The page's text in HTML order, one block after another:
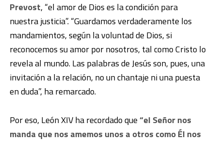
Prevost, “el amor de Dios es la condición para
nuestra justicia”. “Guardamos verdaderamente los
mandamientos, según la voluntad de Dios, si
reconocemos su amor por nosotros, tal como Cristo lo
revela al mundo. Las palabras de Jesús son, pues, una
invitación a la relación, no un chantaje ni una puesta
en duda”, ha remarcado.
Por eso, León XIV ha recordado que“el Señor nos
manda que nos amemos unos a otros como Él nos